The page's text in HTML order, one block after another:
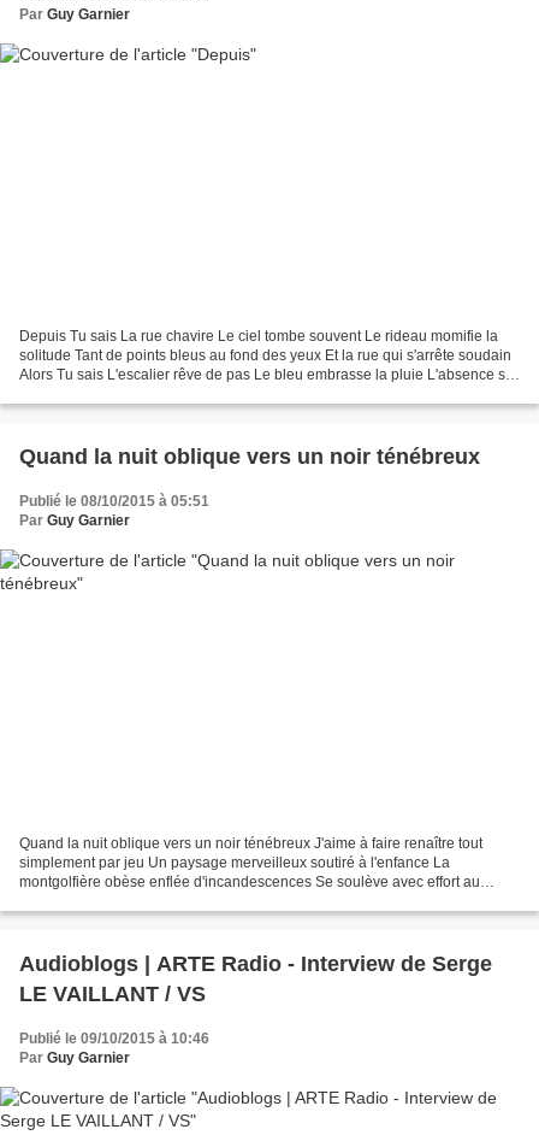
Par Guy Garnier
Depuis Tu sais La rue chavire Le ciel tombe souvent Le rideau momifie la
solitude Tant de points bleus au fond des yeux Et la rue qui s'arrête soudain
Alors Tu sais L'escalier rêve de pas Le bleu embrasse la pluie L'absence sur
Quand la nuit oblique vers un noir ténébreux
Publié le 08/10/2015 à 05:51
Par Guy Garnier
Quand la nuit oblique vers un noir ténébreux J'aime à faire renaître tout
simplement par jeu Un paysage merveilleux soutiré à l'enfance La
montgolfière obèse enflée d'incandescences Se soulève avec effort au
Audioblogs | ARTE Radio - Interview de Serge
LE VAILLANT / VS
Publié le 09/10/2015 à 10:46
Par Guy Garnier